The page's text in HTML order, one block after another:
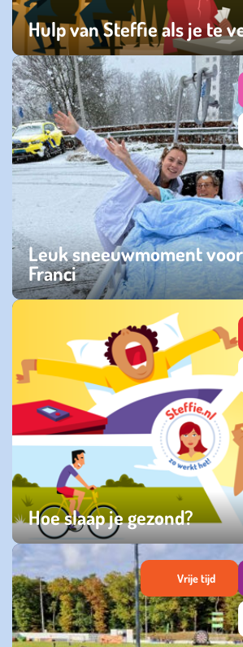
Hulp van Steffie als je te
zaterdag 20 juni 2026
Leuk sneeuwmoment
Franci
maandag 05 januari 2026
Hoe slaap je gezond?
donderdag 13 maart 2025
Vrije tijd